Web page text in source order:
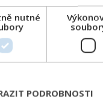
nutné
PODROBNOSTI